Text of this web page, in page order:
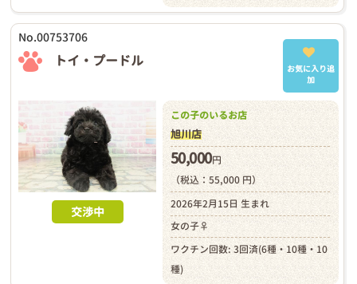
No.00753706
トイ・プードル
お気に入り追
加
交渉中
この子のいるお店
旭川店
50,000円
（税込：55,000 円）
2026年2月15日 生まれ
女の子♀
ワクチン回数: 3回済(6種・10種・10
種)